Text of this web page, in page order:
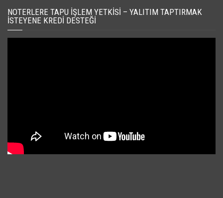
NOTERLERE TAPU İŞLEM YETKISI – YALITIM TAPTIRMAK
İSTEYENE KREDI DESTEĞI